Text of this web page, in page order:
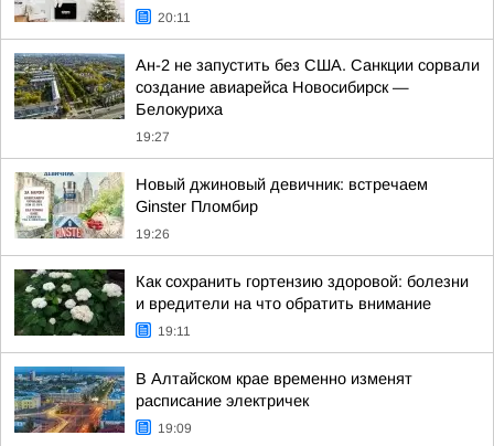
20:11
Ан-2 не запустить без США. Санкции сорвали
создание авиарейса Новосибирск —
Белокуриха
19:27
Новый джиновый девичник: встречаем
Ginster Пломбир
19:26
Как сохранить гортензию здоровой: болезни
и вредители на что обратить внимание
19:11
В Алтайском крае временно изменят
расписание электричек
19:09